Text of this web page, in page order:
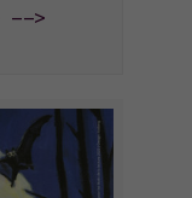
-->